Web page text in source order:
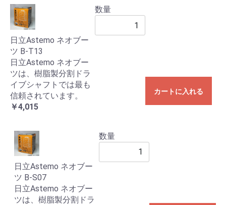
日立Astemo ネオブー
ツ B-T13
日立Astemo ネオブー
ツは、樹脂製分割ドラ
イブシャフトでは最も
信頼されています。
￥4,015
数量
カートに入れる
日立Astemo ネオブー
ツ B-S07
日立Astemo ネオブー
ツは、樹脂製分割ドラ
数量